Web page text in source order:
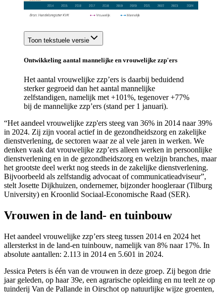
Toon tekstuele versie
Ontwikkeling aantal mannelijke en vrouwelijke zzp'ers
Het aantal vrouwelijke zzp’ers is daarbij beduidend
sterker gegroeid dan het aantal mannelijke
zelfstandigen, namelijk met +101%, tegenover +77%
bij de mannelijke zzp’ers (stand per 1 januari).
“Het aandeel vrouwelijke zzp'ers steeg van 36% in 2014 naar 39%
in 2024. Zij zijn vooral actief in de gezondheidszorg en zakelijke
dienstverlening, de sectoren waar ze al vele jaren in werken. We
denken vaak dat vrouwelijke zzp’ers alleen werken in persoonlijke
dienstverlening en in de gezondheidszorg en welzijn branches, maar
het grootste deel werkt nog steeds in de zakelijke dienstverlening.
Bijvoorbeeld als zelfstandig advocaat of communicatieadviseur”,
stelt Josette Dijkhuizen, ondernemer, bijzonder hoogleraar (Tilburg
University) en Kroonlid Sociaal-Economische Raad (SER).
Vrouwen in de land- en tuinbouw
Het aandeel vrouwelijke zzp’ers steeg tussen 2014 en 2024 het
allersterkst in de land-en tuinbouw, namelijk van 8% naar 17%. In
absolute aantallen: 2.113 in 2014 en 5.601 in 2024.
Jessica Peters is één van de vrouwen in deze groep. Zij begon drie
jaar geleden, op haar 39e, een agrarische opleiding en nu teelt ze op
tuinderij Van de Pallande in Oirschot op natuurlijke wijze groenten,